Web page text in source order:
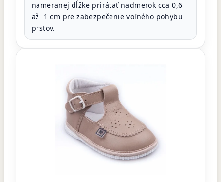
nameranej dĺžke prirátať nadmerok cca 0,6
až 1 cm pre zabezpečenie voľného pohybu
prstov.